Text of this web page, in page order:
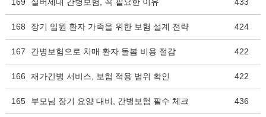
168 장기 입원 환자 가족을 위한 보험 설계 전략 424
167 간병보험으로 치매 환자 돌봄 비용 절감 422
166 재가간병 서비스, 보험 적용 범위 확인 422
165 부모님 장기 요양 대비, 간병보험 필수 체크 436